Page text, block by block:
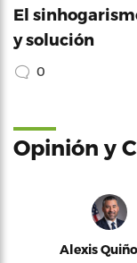
El
y solución
0
Opinión y
Alexis